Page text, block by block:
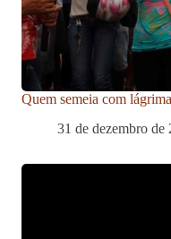
Quem semeia com
31 de dezembro de